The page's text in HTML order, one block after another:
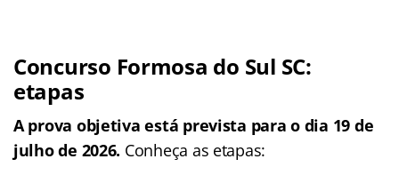
Concurso Formosa do Sul SC:
etapas
A prova objetiva está prevista para o dia 19 de
julho de 2026. Conheça as etapas: